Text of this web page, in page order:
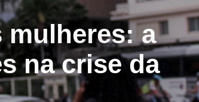
mulheres: a
na crise da